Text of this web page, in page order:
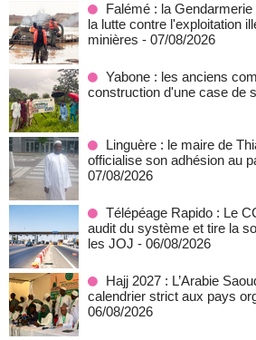
Falémé : la
la lutte contre l'exploitation
minières - 07/08/2026
Yabone : les anciens
construction d'une case de
Linguère : le maire de
officialise son adhésion au
07/08/2026
Télépéage Rapido : Le
audit du système et tire la
les JOJ - 06/08/2026
Hajj 2027 : L’Arabie
calendrier strict aux pays
06/08/2026